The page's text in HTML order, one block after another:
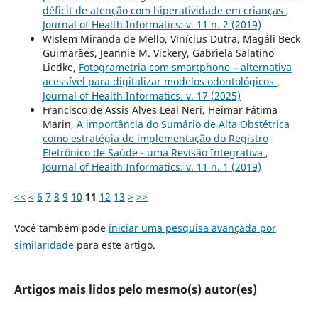
déficit de atenção com hiperatividade em crianças ,
Journal of Health Informatics: v. 11 n. 2 (2019)
Wislem Miranda de Mello, Vinícius Dutra, Magáli Beck
Guimarães, Jeannie M. Vickery, Gabriela Salatino
Liedke, Fotogrametria com smartphone – alternativa
acessível para digitalizar modelos odontológicos ,
Journal of Health Informatics: v. 17 (2025)
Francisco de Assis Alves Leal Neri, Heimar Fátima
Marin, A importância do Sumário de Alta Obstétrica
como estratégia de implementação do Registro
Eletrônico de Saúde - uma Revisão Integrativa ,
Journal of Health Informatics: v. 11 n. 1 (2019)
<< < 6 7 8 9 10 11 12 13 > >>
Você também pode iniciar uma pesquisa avançada por
similaridadepara este artigo.
Artigos mais lidos pelo mesmo(s) autor(es)